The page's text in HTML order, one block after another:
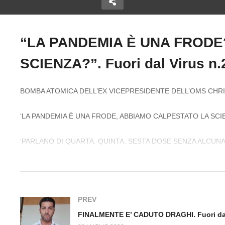
Copy Embed Code
(INTERVISTA SU LA
n.286.SP
“LA PANDEMIA È UNA
SCIENZA?”. Fuori dal Virus
BOMBA ATOMICA DELL’EX VICEPRESIDENTE DELL’OMS
‘LA PANDEMIA È UNA FRODE, ABBIAMO CALPESTATO LA
‘PARLANO DI QUARTA, QUINTA, SESTA DOSE SENZA
PREV